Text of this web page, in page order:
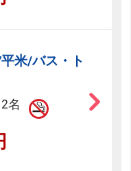
米/バス・ト
名